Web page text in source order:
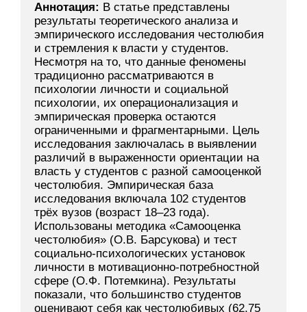
Аннотация: В статье представлены
результаты теоретического анализа и
эмпирического исследования честолюбия
и стремления к власти у студентов.
Несмотря на то, что данные феномены
традиционно рассматриваются в
психологии личности и социальной
психологии, их операционализация и
эмпирическая проверка остаются
ограниченными и фрагментарными. Цель
исследования заключалась в выявлении
различий в выраженности ориентации на
власть у студентов с разной самооценкой
честолюбия. Эмпирическая база
исследования включала 102 студентов
трёх вузов (возраст 18–23 года).
Использованы методика «Самооценка
честолюбия» (О.В. Барсукова) и тест
социально-психологических установок
личности в мотивационно-потребностной
сфере (О.Ф. Потемкина). Результаты
показали, что большинство студентов
оценивают себя как честолюбивых (62,75